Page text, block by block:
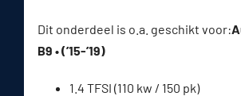
Dit onderdeel is o.a. geschikt voor:
B9 • (’15-’19)
1.4 TFSI (110 kw / 150 pk)